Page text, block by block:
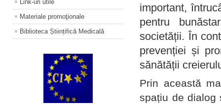
Link-uri utile
Materiale promoţionale
Biblioteca Științifică Medicală
important,
pentru
societății. În
prevenției și
sănătății
Prin această
spațiu de dialog